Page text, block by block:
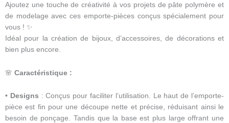
Ajoutez une touche de créativité à vos projets de pâte polymère et
de modelage avec ces emporte-pièces conçus spécialement pour
vous ! ✨
Idéal pour la création de bijoux, d’accessoires, de décorations et
bien plus encore.
🌸 Caractéristique :
• Designs : Conçus pour faciliter l’utilisation. Le haut de l’emporte-
pièce est fin pour une découpe nette et précise, réduisant ainsi le
besoin de ponçage. Tandis que la base est plus large offrant une